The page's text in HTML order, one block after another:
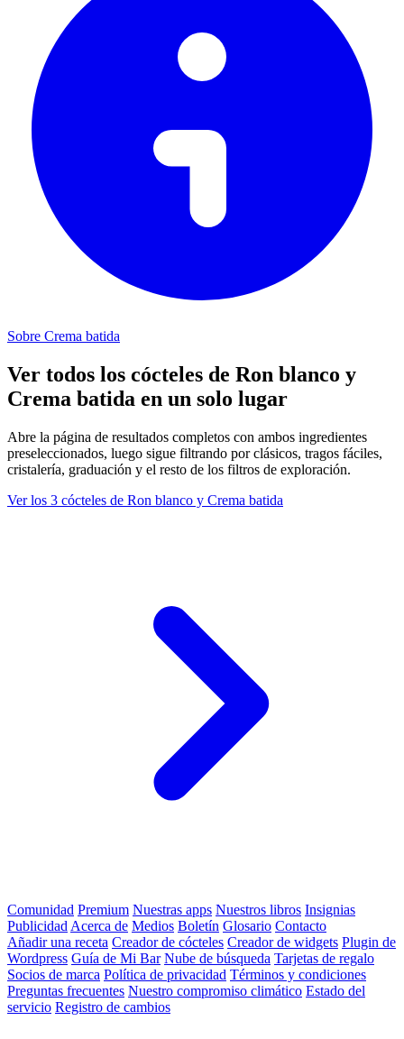
Sobre Crema batida
Ver todos los cócteles de Ron blanco y
Crema batida en un solo lugar
Abre la página de resultados completos con ambos ingredientes
preseleccionados, luego sigue filtrando por clásicos, tragos fáciles,
cristalería, graduación y el resto de los filtros de exploración.
Ver los 3 cócteles de Ron blanco y Crema batida
Comunidad Premium Nuestras apps Nuestros libros Insignias
Publicidad Acerca de Medios Boletín Glosario Contacto
Añadir una receta Creador de cócteles Creador de widgets Plugin de
Wordpress Guía de Mi Bar Nube de búsqueda Tarjetas de regalo
Socios de marca Política de privacidad Términos y condiciones
Preguntas frecuentes Nuestro compromiso climático Estado del
servicio Registro de cambios